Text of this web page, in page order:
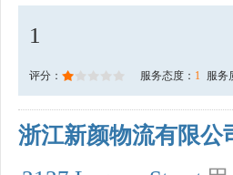
1
评分： 服务态度： 1 服务
浙江新颜物流有限公